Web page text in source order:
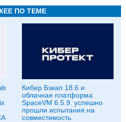
ПО ТЕМЕ
Кибер Бэкап 18.6 и
облачная платформа
SpaceVM 6.5.9. успешно
прошли испытания на
совместимость